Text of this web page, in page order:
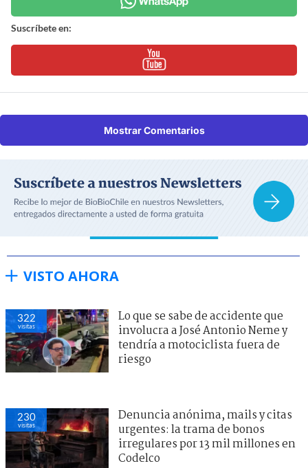
Suscríbete en:
Mostrar Comentarios
VISTO AHORA
322
visitas
Lo que se sabe de accidente que
involucra a José Antonio Neme y
tendría a motociclista fuera de
riesgo
230
visitas
Denuncia anónima, mails y citas
urgentes: la trama de bonos
irregulares por 13 mil millones en
Codelco